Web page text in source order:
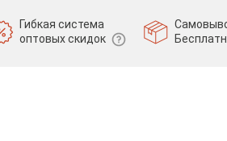
Гибкая система
оптовых скидок